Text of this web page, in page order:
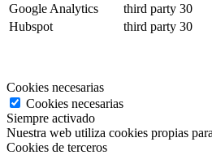
Google Analytics
third party 30
Hubspot
third party 30
Cookies necesarias
Cookies necesarias
Siempre activado
Nuestra web utiliza cookies propias
Cookies de terceros